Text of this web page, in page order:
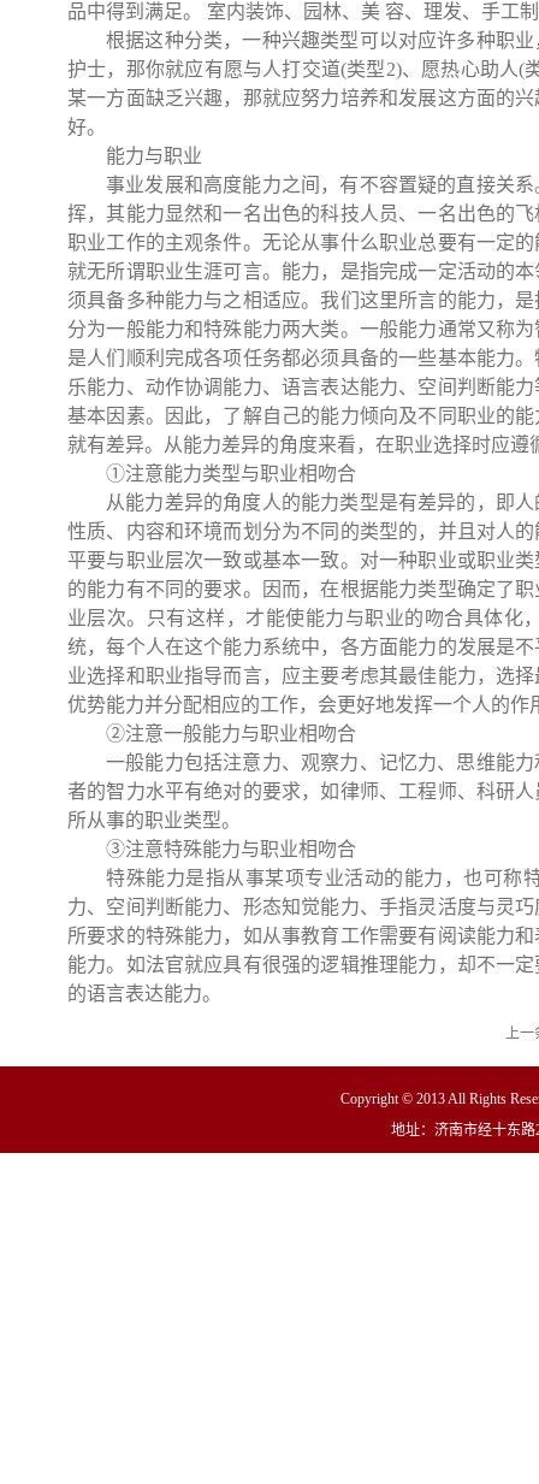
品中得到满足。 室内装饰、园林、美 容、理发、手工
根据这种分类，一种兴趣类型可以对应许多种职
护士，那你就应有愿与人打交道(类型2)、愿热心助人(
某一方面缺乏兴趣，那就应努力培养和发展这方面的
好。
能力与职业
事业发展和高度能力之间，有不容置疑的直接关
挥，其能力显然和一名出色的科技人员、一名出色的
职业工作的主观条件。无论从事什么职业总要有一定
就无所谓职业生涯可言。能力，是指完成一定活动的
须具备多种能力与之相适应。我们这里所言的能力，
分为一般能力和特殊能力两大类。一般能力通常又称
是人们顺利完成各项任务都必须具备的一些基本能力
乐能力、动作协调能力、语言表达能力、空间判断能
基本因素。因此，了解自己的能力倾向及不同职业的
就有差异。从能力差异的角度来看，在职业选择时应遵
①注意能力类型与职业相吻合
从能力差异的角度人的能力类型是有差异的，即
性质、内容和环境而划分为不同的类型的，并且对人
平要与职业层次一致或基本一致。对一种职业或职业
的能力有不同的要求。因而，在根据能力类型确定了
业层次。只有这样，才能使能力与职业的吻合具体化
统，每个人在这个能力系统中，各方面能力的发展是
业选择和职业指导而言，应主要考虑其最佳能力，选
优势能力并分配相应的工作，会更好地发挥一个人的作
②注意一般能力与职业相吻合
一般能力包括注意力、观察力、记忆力、思维能
者的智力水平有绝对的要求，如律师、工程师、科研
所从事的职业类型。
③注意特殊能力与职业相吻合
特殊能力是指从事某项专业活动的能力，也可称
力、空间判断能力、形态知觉能力、手指灵活度与灵
所要求的特殊能力，如从事教育工作需要有阅读能力
能力。如法官就应具有很强的逻辑推理能力，却不一
的语言表达能力。
上一
Copyright © 2013 All Rights
地址：济南市经十东路